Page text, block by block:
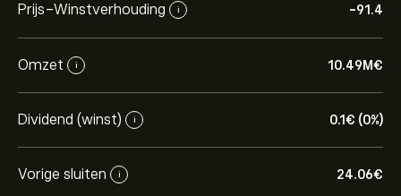
Prijs-Winstverhouding i -91.4
Omzet i 10.49M‎€‎
Dividend (winst) i 0.1‎€‎ (0%)
Vorige sluiten i 24.06‎€‎